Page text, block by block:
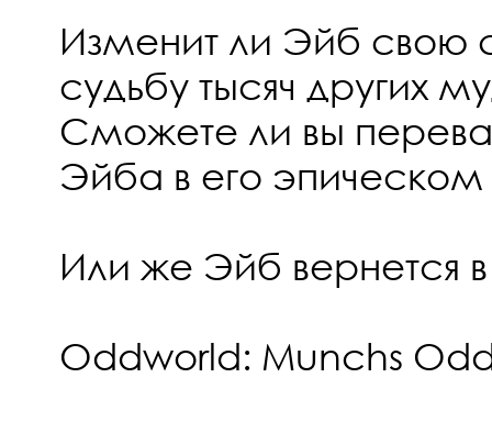
Изменит ли Эйб свою
судьбу тысяч других
Сможете ли вы
Эйба в его эпическом
Или же Эйб вернется
Oddworld: Munchs